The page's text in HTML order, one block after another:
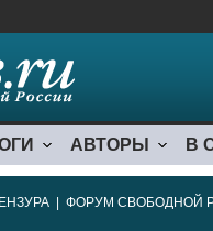
АВТОРЫ В
ФОРУМ СВОБОДНОЙ